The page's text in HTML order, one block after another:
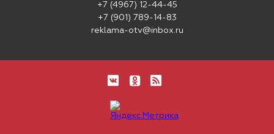
+7 (4967) 12-44-45
+7 (901) 789-14-83
reklama-otv@inbox.ru